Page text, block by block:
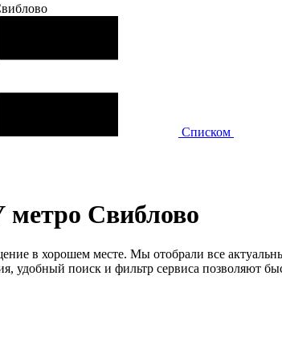
Списком
Свиблово
в хорошем месте. Мы отобрали все
поиск и фильтр сервиса позволяют